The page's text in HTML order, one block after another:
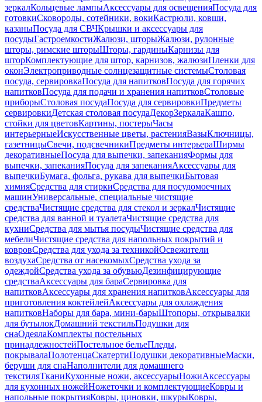
зеркалКольцевые лампыАксессуары для освещенияПосуда для
готовкиСковороды, сотейники, вокиКастрюли, ковши,
казаныПосуда для СВЧКрышки и аксессуары для
посудыГастроемкостиЖалюзи, шторыЖалюзи, рулонные
шторы, римские шторыШторы, гардиныКарнизы для
шторКомплектующие для штор, карнизов, жалюзиПленки для
оконЭлектроприводные солнцезащитные системыСтоловая
посуда, сервировкаПосуда для напитковПосуда для горячих
напитковПосуда для подачи и хранения напитковСтоловые
приборыСтоловая посудаПосуда для сервировкиПредметы
сервировкиДетская столовая посудаДекорЗеркалаКашпо,
стойки для цветовКартины, постерыЧасы
интерьерныеИскусственные цветы, растенияВазыКлючницы,
газетницыСвечи, подсвечникиПредметы интерьераШирмы
декоративныеПосуда для выпечки, запеканияФормы для
выпечки, запеканияПосуда для запеканияАксессуары для
выпечкиБумага, фольга, рукава для выпечкиБытовая
химияСредства для стиркиСредства для посудомоечных
машинУниверсальные, специальные чистящие
средстваЧистящие средства для стекол и зеркалЧистящие
средства для ванной и туалетаЧистящие средства для
кухниСредства для мытья посудыЧистящие средства для
мебелиЧистящие средства для напольных покрытий и
ковровСредства для ухода за техникойОсвежители
воздухаСредства от насекомыхСредства ухода за
одеждойСредства ухода за обувьюДезинфицирующие
средстваАксессуары для бараСервировка для
напитковАксессуары для хранения напитковАксессуары для
приготовления коктейлейАксессуары для охлаждения
напитковНаборы для бара, мини-барыШтопоры, открывалки
для бутылокДомашний текстильПодушки для
снаОдеялаКомплекты постельных
принадлежностейПостельное бельеПледы,
покрывалаПолотенцаСкатертиПодушки декоративныеМаски,
беруши для снаНаполнители для домашнего
текстиляТканиКухонные ножи, аксессуарыНожиАксессуары
для кухонных ножейНожеточки и комплектующиеКовры и
напольные покрытияКовры, циновки, шкурыКовры,